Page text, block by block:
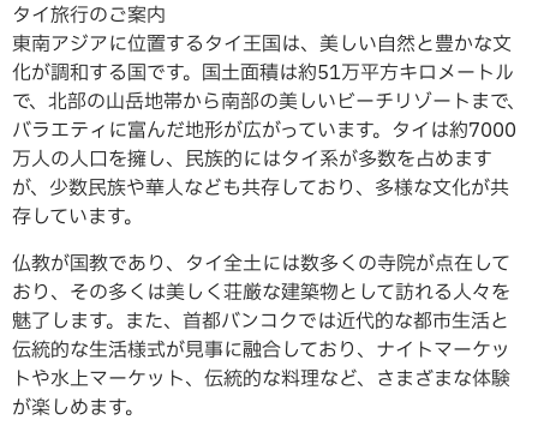
タイ旅行のご案内
東南アジアに位置するタイ王国は、美しい自然と豊かな文
化が調和する国です。国土面積は約51万平方キロメートル
で、北部の山岳地帯から南部の美しいビーチリゾートまで、
バラエティに富んだ地形が広がっています。タイは約7000
万人の人口を擁し、民族的にはタイ系が多数を占めます
が、少数民族や華人なども共存しており、多様な文化が共
存しています。
仏教が国教であり、タイ全土には数多くの寺院が点在して
おり、その多くは美しく荘厳な建築物として訪れる人々を
魅了します。また、首都バンコクでは近代的な都市生活と
伝統的な生活様式が見事に融合しており、ナイトマーケッ
トや水上マーケット、伝統的な料理など、さまざまな体験
が楽しめます。